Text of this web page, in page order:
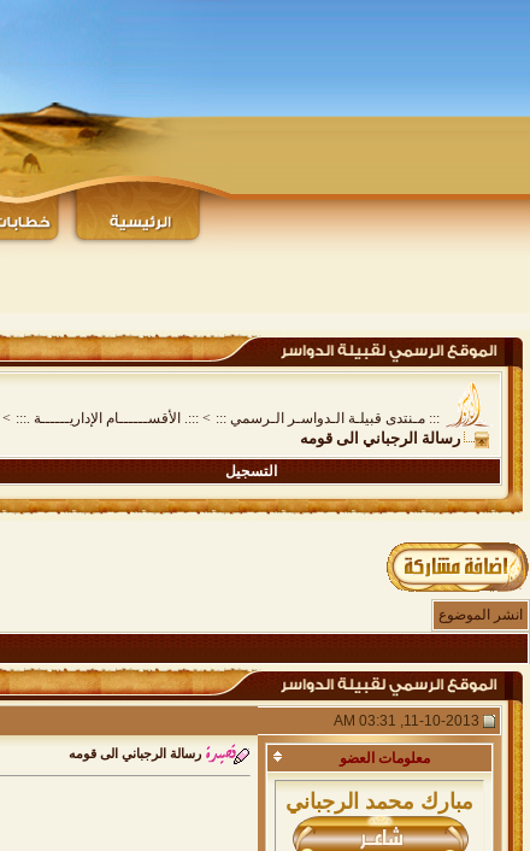
::: مـنتدى قبيلـة الـدواسـر الـرسمي ::: > :::. الأقســــــام الإداريــــــة .::: >
رسالة الرجباني الى قومه
التسجيل
انشر الموضوع
معلومات العضو
مبارك محمد الرجباني
رسالة الرجباني الى قومه